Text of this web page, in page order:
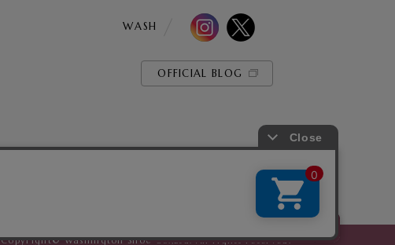
WASH
OFFICIAL BLOG
Copyright© Washington Shoe Co.,Ltd. All rights reserved.